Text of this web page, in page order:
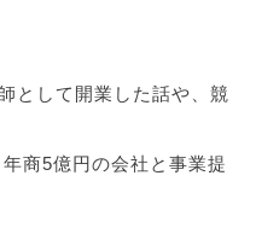
として開業した話や、競
商5億円の会社と事業提